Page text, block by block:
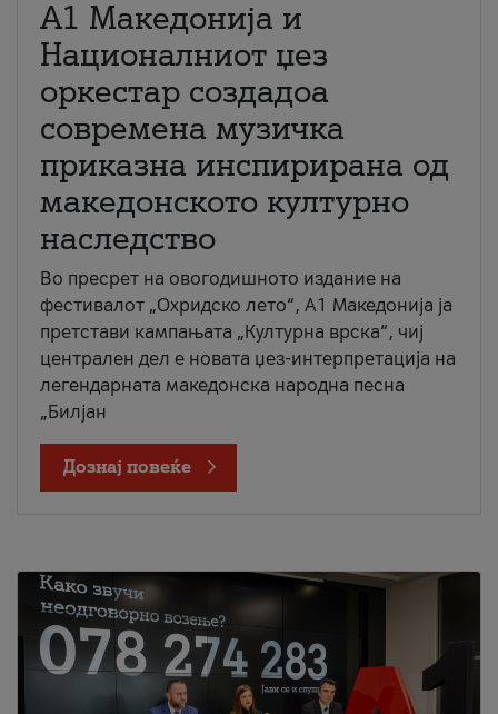
А1 Македонија и
Националниот џез
оркестар создадоа
современа музичка
приказна инспирирана од
македонското културно
наследство
Во пресрет на овогодишното издание на
фестивалот „Охридско лето“, А1 Македонија ја
претстави кампањата „Културна врска“, чиј
централен дел е новата џез-интерпретација на
легендарната македонска народна песна
„Билјан
Дознај повеќе